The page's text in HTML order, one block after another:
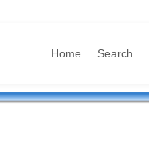
Home Search